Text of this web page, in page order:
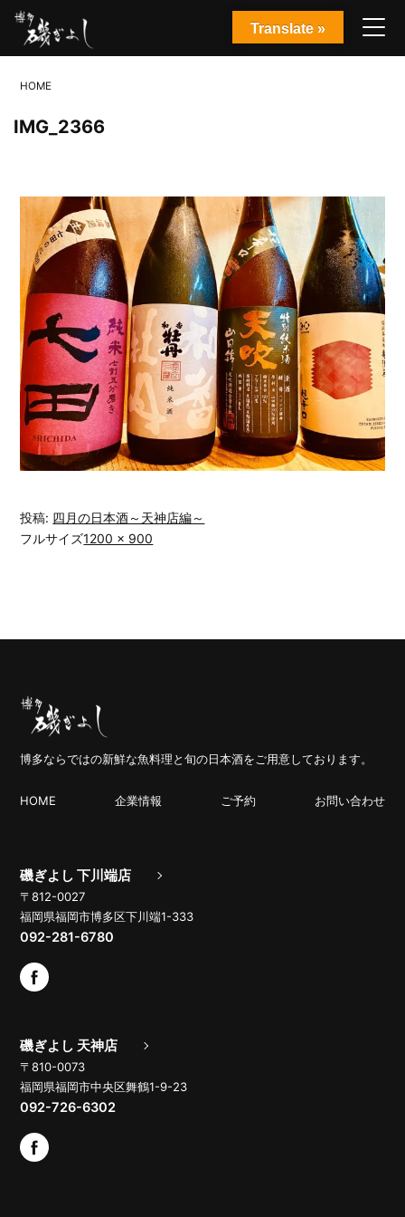
HOME
IMG_2366
投稿: 四月の日本酒～天神店編～
フルサイズ1200 × 900
博多ならではの新鮮な魚料理と旬の日本酒をご用意しております。
HOME 企業情報 ご予約 お問い合わせ
磯ぎよし 下川端店
〒812-0027
福岡県福岡市博多区下川端1-333
092-281-6780
磯ぎよし 天神店
〒810-0073
福岡県福岡市中央区舞鶴1-9-23
092-726-6302
Translate »